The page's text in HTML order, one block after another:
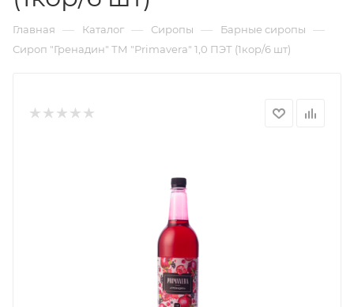
Главная — Каталог — Сиропы — Барные сиропы —
Сироп "Гренадин" ТМ "Primavera" 1,0 ПЭТ (1кор/6 шт)